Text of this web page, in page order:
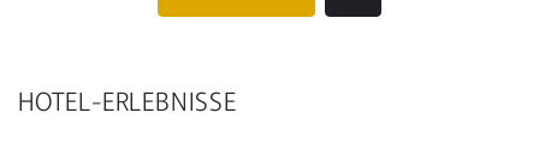
HOTEL-ERLEBNISSE